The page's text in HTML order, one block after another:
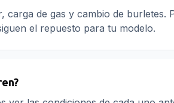
carga de gas y cambio de burletes.
el repuesto para tu modelo.